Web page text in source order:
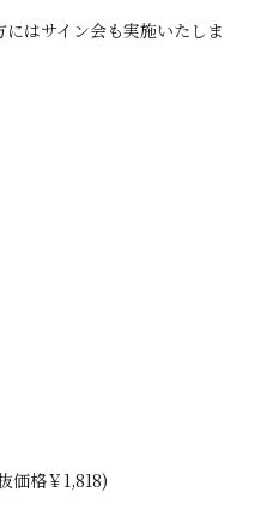
はサイン会も実施いたしま
価格￥1,818)